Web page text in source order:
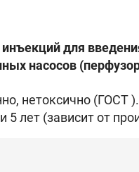
для
насосов
нетоксично (ГОСТ ).
лет (зависит от